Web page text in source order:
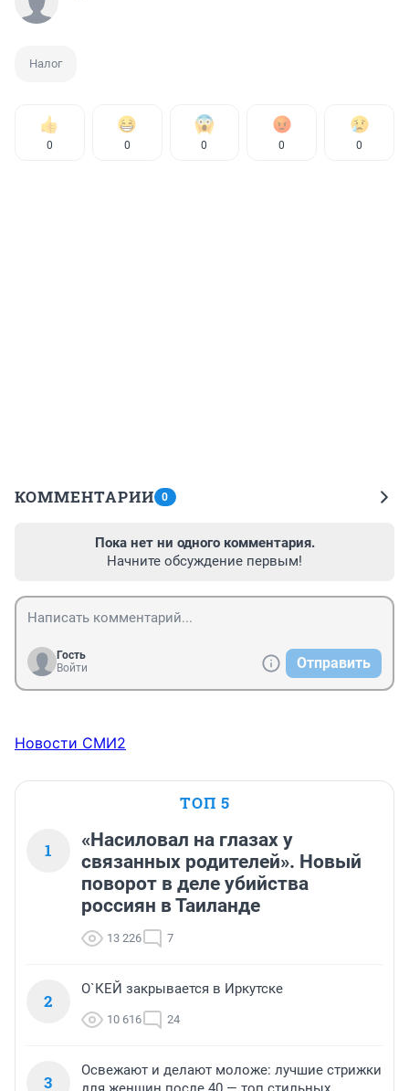
Налог
0 0 0 0 0
КОММЕНТАРИИ 0
Пока нет ни одного комментария.
Начните обсуждение первым!
Гость
Войти
Отправить
Новости СМИ2
ТОП 5
1
«Насиловал на глазах у
связанных родителей». Новый
поворот в деле убийства
россиян в Таиланде
13 226 7
2
О`КЕЙ закрывается в Иркутске
10 616 24
3
Освежают и делают моложе: лучшие стрижки